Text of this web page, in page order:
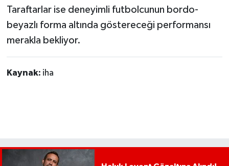
Taraftarlar ise deneyimli futbolcunun bordo-
beyazlı forma altında göstereceği performansı
merakla bekliyor.
Kaynak: iha